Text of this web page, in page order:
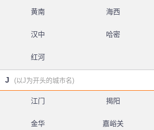
黄南 海西
汉中 哈密
红河
J (以J为开头的城市名)
江门 揭阳
金华 嘉峪关